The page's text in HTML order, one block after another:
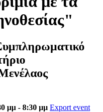
μμ - 8:30 μμ Export event